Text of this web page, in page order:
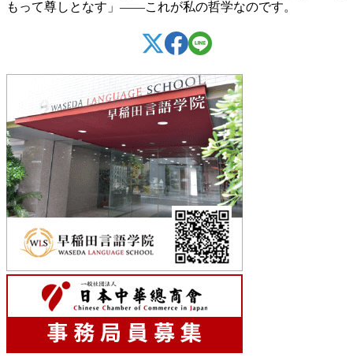
もって尊しとなす」――これが私の哲学なのです。